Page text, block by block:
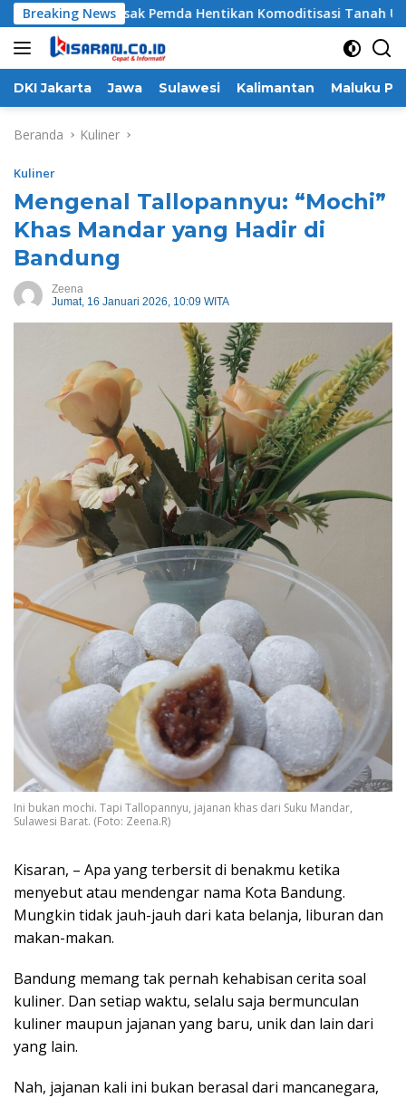
Langsung
ke
konten
Breaking News
Desak Pemda Hentikan Komoditisasi Tanah Ulayat Bekas
DKI Jakarta Jawa Sulawesi Kalimantan Maluku
Beranda Kuliner
Kuliner
Mengenal Tallopannyu: “Mochi”
Khas Mandar yang Hadir di
Bandung
Zeena
Jumat, 16 Januari 2026, 10:09 WITA
Ini bukan mochi. Tapi Tallopannyu, jajanan khas dari Suku Mandar,
Sulawesi Barat. (Foto: Zeena.R)
Kisaran, – Apa yang terbersit di benakmu ketika
menyebut atau mendengar nama Kota Bandung.
Mungkin tidak jauh-jauh dari kata belanja, liburan dan
makan-makan.
Bandung memang tak pernah kehabisan cerita soal
kuliner. Dan setiap waktu, selalu saja bermunculan
kuliner maupun jajanan yang baru, unik dan lain dari
yang lain.
Nah, jajanan kali ini bukan berasal dari mancanegara,